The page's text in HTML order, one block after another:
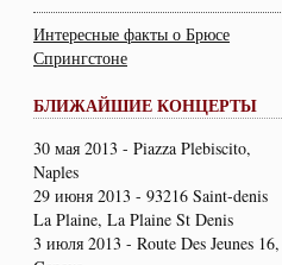
Интересные факты о Брюсе
Спрингстоне
БЛИЖАЙШИЕ КОНЦЕРТЫ
30 мая 2013 - Piazza Plebiscito,
Naples
29 июня 2013 - 93216 Saint-denis
La Plaine, La Plaine St Denis
3 июля 2013 - Route Des Jeunes 16,